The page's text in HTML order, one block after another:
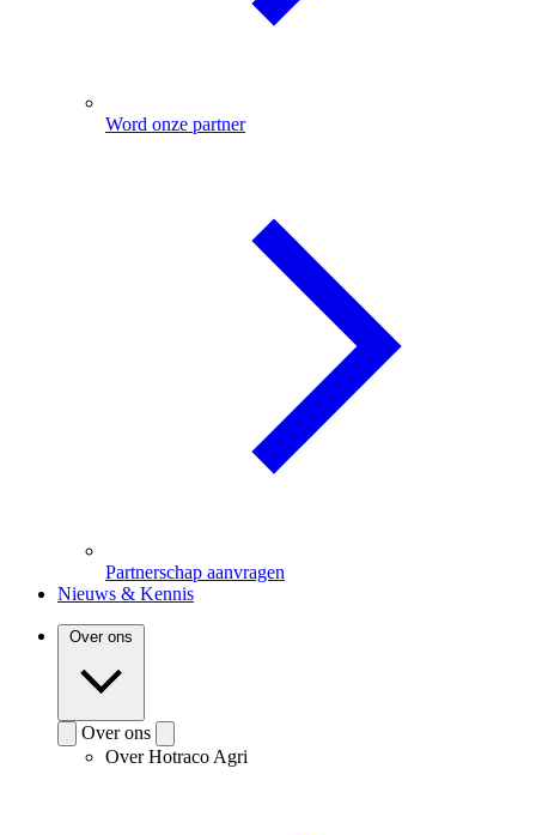
Word onze partner
Partnerschap aanvragen
Nieuws & Kennis
Over ons
Over ons
Over Hotraco Agri